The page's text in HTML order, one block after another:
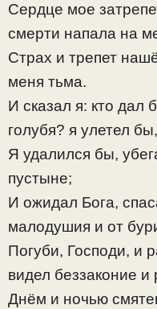
Сердце мое
смерти напала на
Страх и трепет
меня тьма.
И сказал я: кто дал
голубя? я улетел
Я удалился бы,
пустыне;
И ожидал Бога,
малодушия и от
Погуби, Господи, и
видел беззаконие и
Днём и ночью